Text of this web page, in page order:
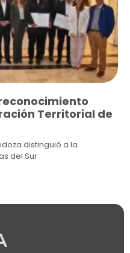
Territorial de
distinguió a la
del Sur